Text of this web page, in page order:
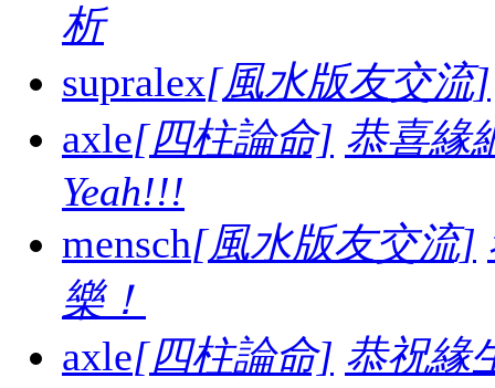
析
supralex[風水版友交流]
axle[四柱論命] 恭喜緣
Yeah!!!
mensch[風水版友交流]
樂！
axle[四柱論命] 恭祝緣